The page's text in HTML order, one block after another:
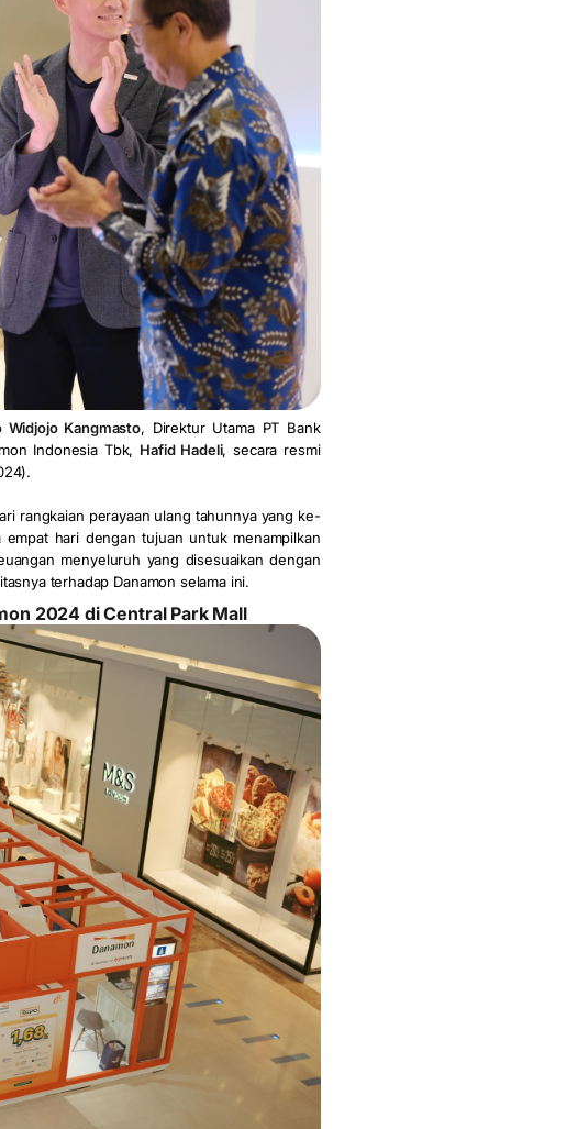
Widjojo Kangmasto, Direktur Utama PT Bank
Indonesia Tbk, Hafid Hadeli, secara resmi
rangkaian perayaan ulang tahunnya yang ke-
hari dengan tujuan untuk menampilkan
menyeluruh yang disesuaikan dengan
terhadap Danamon selama ini.
2024 di Central Park Mall